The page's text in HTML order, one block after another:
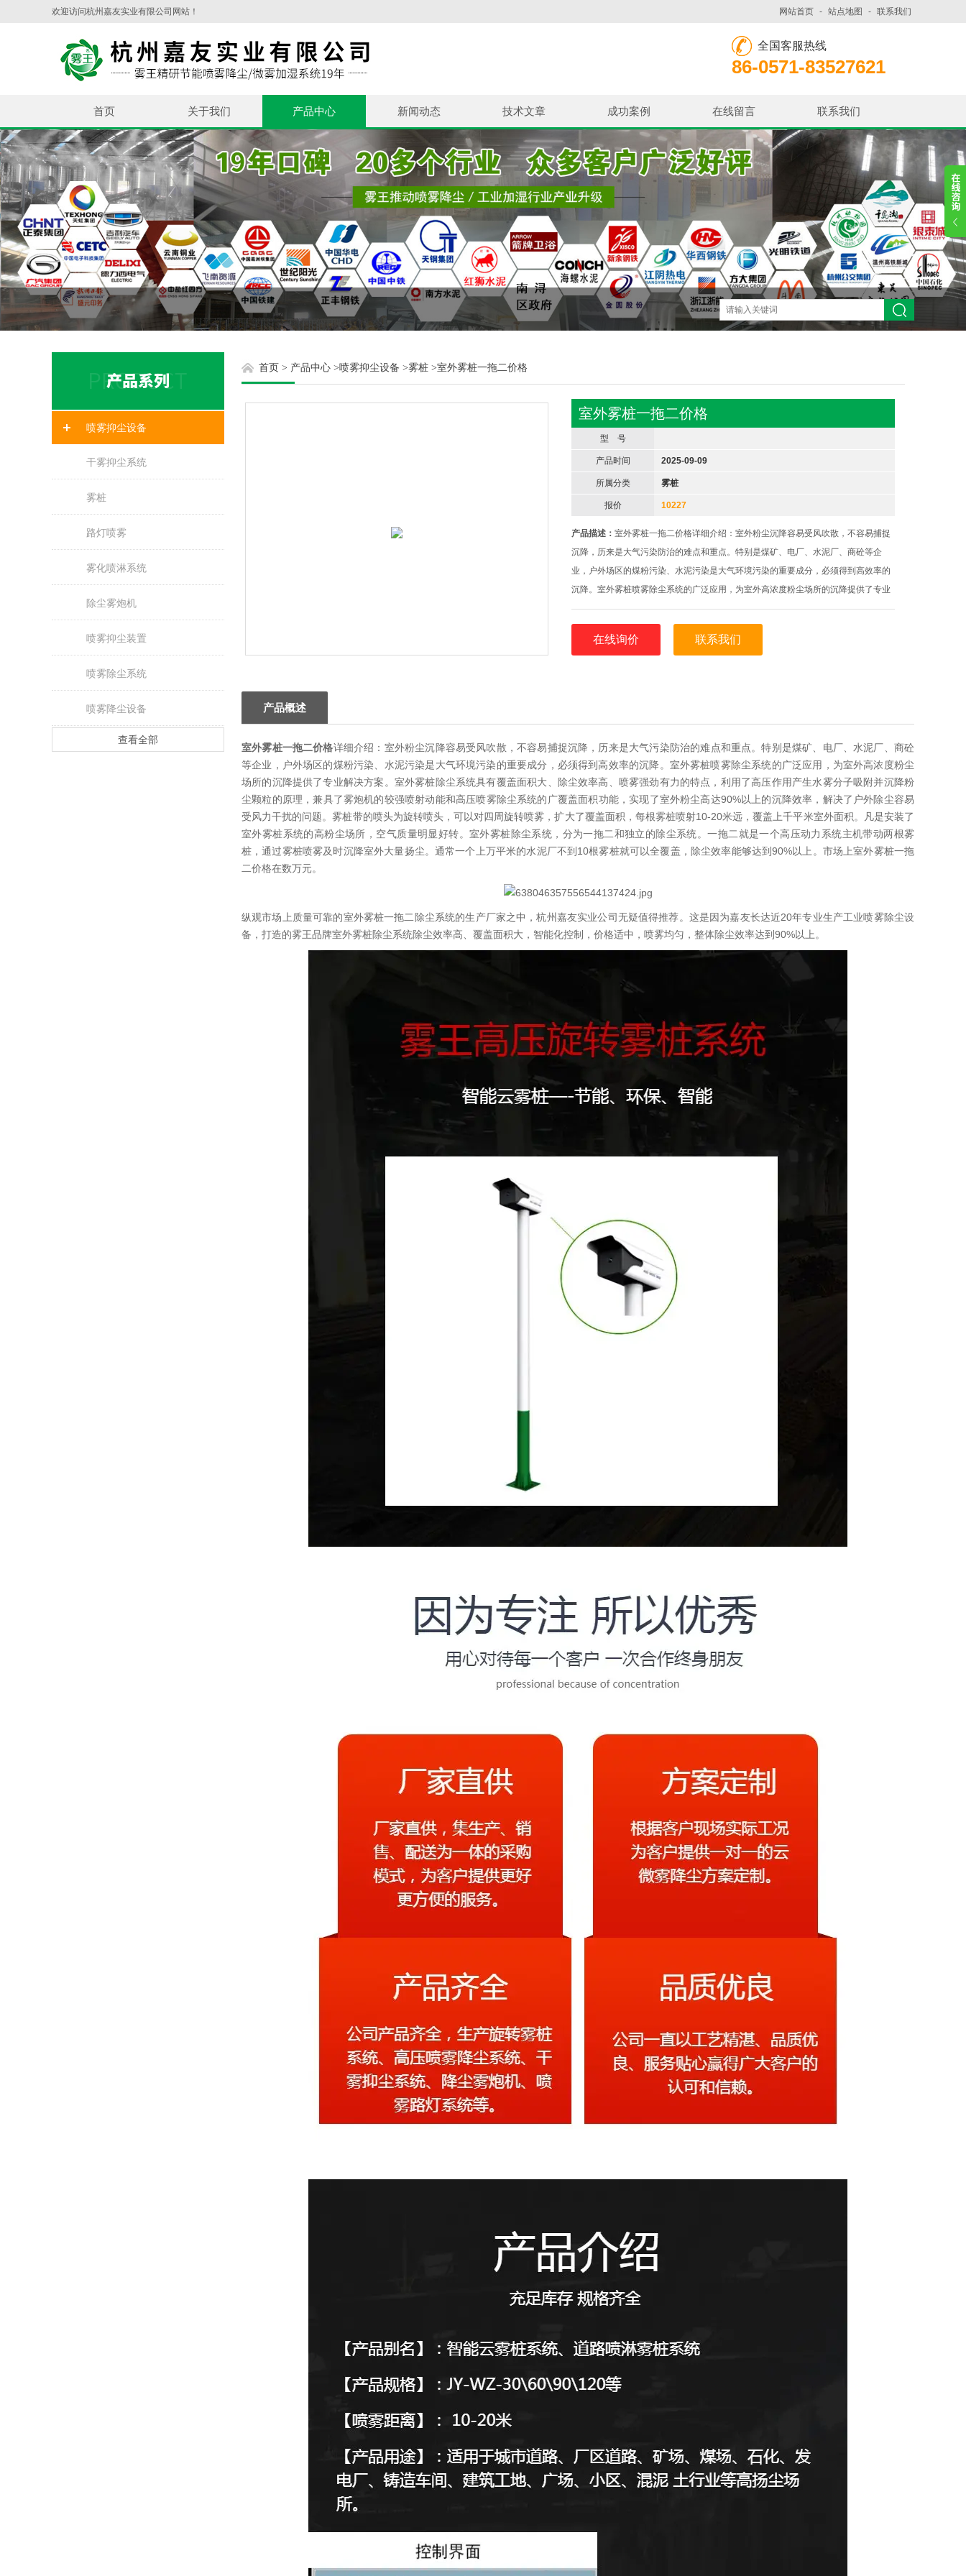
欢迎访问杭州嘉友实业有限公司网站！ 网站首页 - 站点地图 - 联系我们
全国客服热线
86-0571-83527621
首页 关于我们 产品中心 新闻动态 技术文章 成功案例 在线留言 联系我们
喷雾抑尘设备
干雾抑尘系统
雾桩
路灯喷雾
雾化喷淋系统
除尘雾炮机
喷雾抑尘装置
喷雾除尘系统
喷雾降尘设备
查看全部
首页 > 产品中心 >喷雾抑尘设备 >雾桩 >室外雾桩一拖二价格
室外雾桩一拖二价格
型 号
产品时间 2025-09-09
所属分类 雾桩
报价 10227
产品描述：室外雾桩一拖二价格详细介绍：室外粉尘沉降容易受风吹散，不容易捕捉
沉降，历来是大气污染防治的难点和重点。特别是煤矿、电厂、水泥厂、商砼等企
业，户外场区的煤粉污染、水泥污染是大气环境污染的重要成分，必须得到高效率的
沉降。室外雾桩喷雾除尘系统的广泛应用，为室外高浓度粉尘场所的沉降提供了专业
解决方案。室外雾桩除尘系统具有覆盖面积大、除尘效率高、喷雾强劲有力的特点，
利用了高压作用产生水雾分子吸附并沉降粉尘颗
在线询价 联系我们
产品概述
室外雾桩一拖二价格详细介绍：室外粉尘沉降容易受风吹散，不容易捕捉沉降，历来是大气污染防治的难点和重点。特别是煤矿、电厂、水泥厂、商砼
等企业，户外场区的煤粉污染、水泥污染是大气环境污染的重要成分，必须得到高效率的沉降。室外雾桩喷雾除尘系统的广泛应用，为室外高浓度粉尘
场所的沉降提供了专业解决方案。室外雾桩除尘系统具有覆盖面积大、除尘效率高、喷雾强劲有力的特点，利用了高压作用产生水雾分子吸附并沉降粉
尘颗粒的原理，兼具了雾炮机的较强喷射动能和高压喷雾除尘系统的广覆盖面积功能，实现了室外粉尘高达90%以上的沉降效率，解决了户外除尘容易
受风力干扰的问题。雾桩带的喷头为旋转喷头，可以对四周旋转喷雾，扩大了覆盖面积，每根雾桩喷射10-20米远，覆盖上千平米室外面积。凡是安装了
室外雾桩系统的高粉尘场所，空气质量明显好转。室外雾桩除尘系统，分为一拖二和独立的除尘系统。一拖二就是一个高压动力系统主机带动两根雾
桩，通过雾桩喷雾及时沉降室外大量扬尘。通常一个上万平米的水泥厂不到10根雾桩就可以全覆盖，除尘效率能够达到90%以上。市场上室外雾桩一拖
二价格在数万元。
纵观市场上质量可靠的室外雾桩一拖二除尘系统的生产厂家之中，杭州嘉友实业公司无疑值得推荐。这是因为嘉友长达近20年专业生产工业喷雾除尘设
备，打造的雾王品牌室外雾桩除尘系统除尘效率高、覆盖面积大，智能化控制，价格适中，喷雾均匀，整体除尘效率达到90%以上。